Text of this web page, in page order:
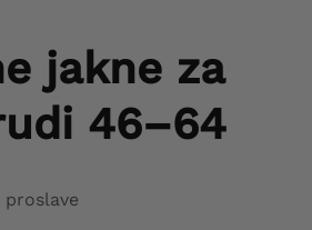
jakne za
46–64
proslave